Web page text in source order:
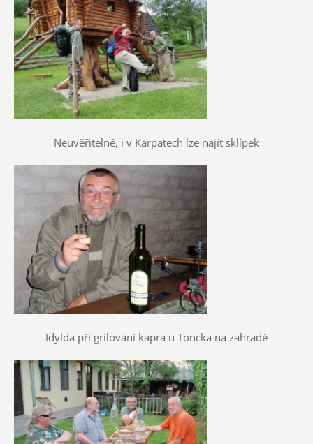
Neuvěřitelné, i v Karpatech lze najít sklípek
Idylda při grilování kapra u Toncka na zahradě